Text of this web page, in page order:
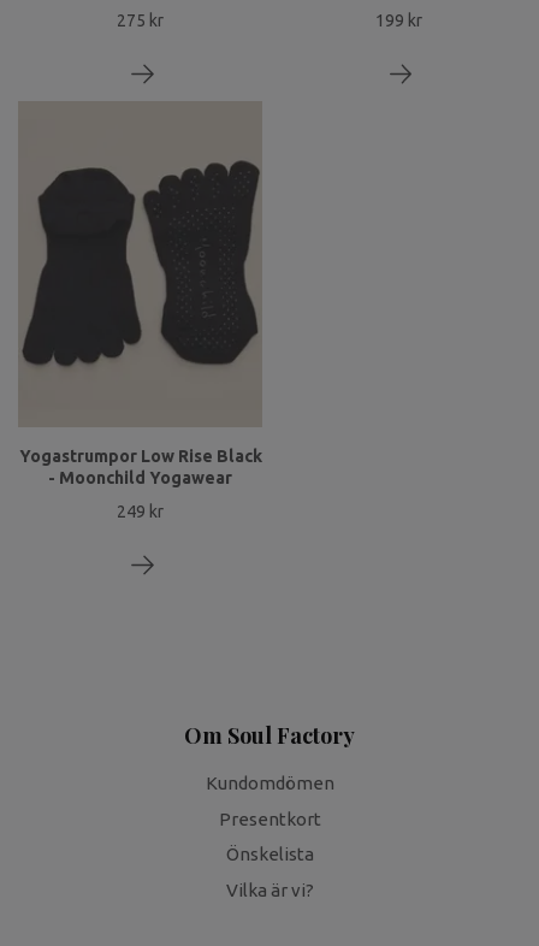
275 kr
199 kr
Yogastrumpor Low Rise Black
- Moonchild Yogawear
249 kr
Om Soul Factory
Kundomdömen
Presentkort
Önskelista
Vilka är vi?